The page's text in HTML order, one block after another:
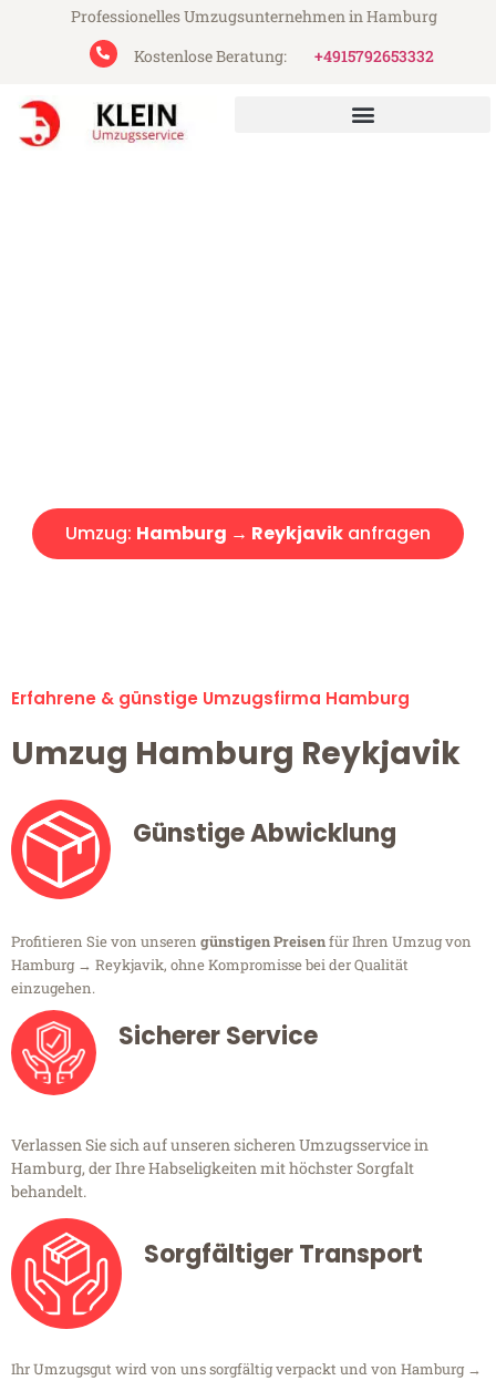
Professionelles Umzugsunternehmen in Hamburg
Kostenlose Beratung:
+4915792653332
Umzug: Hamburg → Reykjavik anfragen
Erfahrene & günstige Umzugsfirma Hamburg
Umzug Hamburg Reykjavik
Günstige Abwicklung
Profitieren Sie von unseren günstigen Preisenfür Ihren Umzug von
Hamburg → Reykjavik, ohne Kompromisse bei der Qualität
einzugehen.
Sicherer Service
Verlassen Sie sich auf unseren sicheren Umzugsservice in
Hamburg, der Ihre Habseligkeiten mit höchster Sorgfalt
behandelt.
Sorgfältiger Transport
Ihr Umzugsgut wird von uns sorgfältig verpackt und von Hamburg →